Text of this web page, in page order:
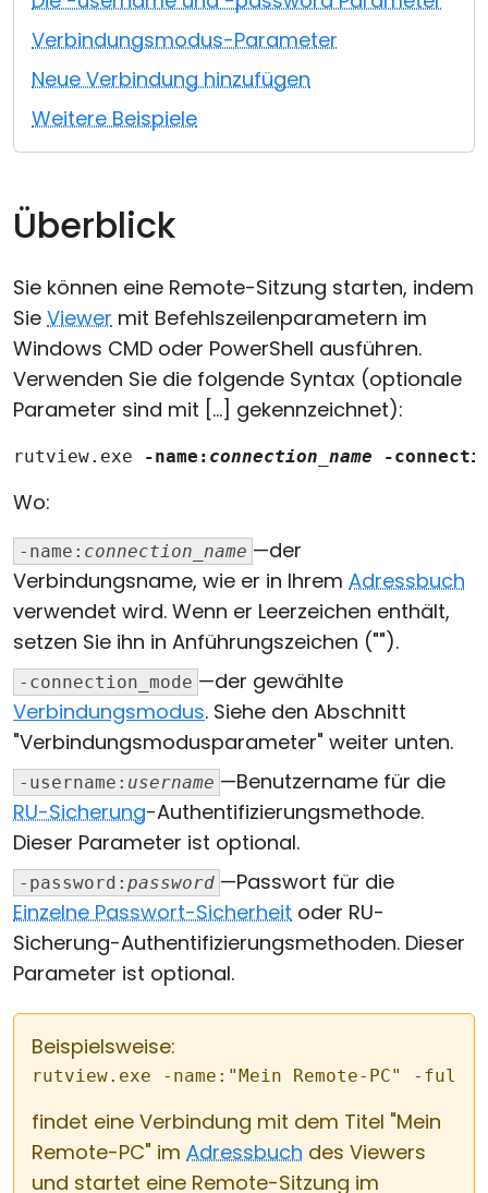
Verbindungsmodus-Parameter
Neue Verbindung hinzufügen
Weitere Beispiele
Überblick
Sie können eine Remote-Sitzung starten, indem
Sie Viewer mit Befehlszeilenparametern im
Windows CMD oder PowerShell ausführen.
Verwenden Sie die folgende Syntax (optionale
Parameter sind mit [...] gekennzeichnet):
rutview.exe -name: connection_name -
Wo:
-name: connection_name —der
Verbindungsname, wie er in Ihrem Adressbuch
verwendet wird. Wenn er Leerzeichen enthält,
setzen Sie ihn in Anführungszeichen ("").
-connection_mode —der gewählte
Verbindungsmodus. Siehe den Abschnitt
"Verbindungsmodusparameter" weiter unten.
-username: username —Benutzername für die
RU-Sicherung-Authentifizierungsmethode.
Dieser Parameter ist optional.
-password: password —Passwort für die
Einzelne Passwort-Sicherheit oder RU-
Sicherung-Authentifizierungsmethoden. Dieser
Parameter ist optional.
Beispielsweise:
rutview.exe -name:"Mein Remote-PC" -
findet eine Verbindung mit dem Titel "Mein
Remote-PC" im Adressbuch des Viewers
und startet eine Remote-Sitzung im
Cloud & On-Premise